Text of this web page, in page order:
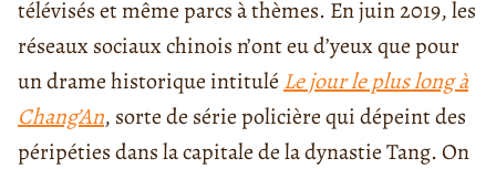
télévisés et même parcs à thèmes. En juin 2019, les
réseaux sociaux chinois n’ont eu d’yeux que pour
un drame historique intitulé Le jour le plus long à
Chang’An, sorte de série policière qui dépeint des
péripéties dans la capitale de la dynastie Tang. On